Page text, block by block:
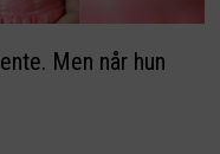
Men når hun